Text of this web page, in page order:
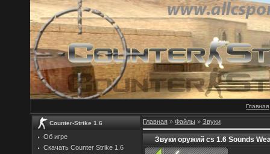
Главная
Counter-Strike 1.6
Об игре
Скачать Counter Strike 1.6
Главная » Файлы » Звуки
Звуки оружий cs 1.6 Sounds